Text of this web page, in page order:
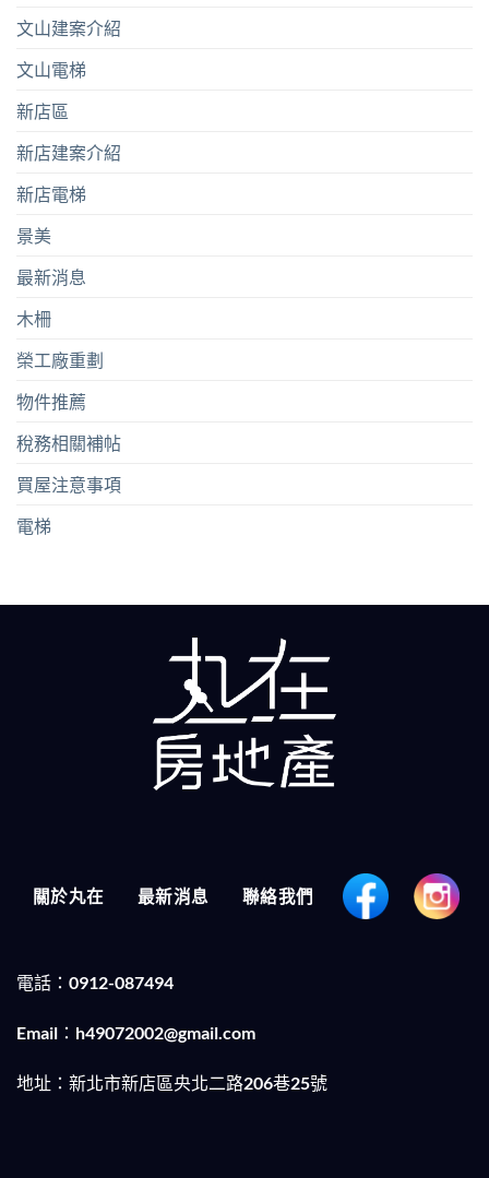
文山建案介紹
文山電梯
新店區
新店建案介紹
新店電梯
景美
最新消息
木柵
榮工廠重劃
物件推薦
稅務相關補帖
買屋注意事項
電梯
關於丸在 最新消息 聯絡我們
電話：0912-087494
Email：h49072002@gmail.com
地址：新北市新店區央北二路206巷25號